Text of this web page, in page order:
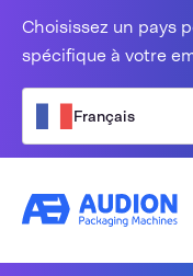
Choisissez un pays
spécifique à votre
Français